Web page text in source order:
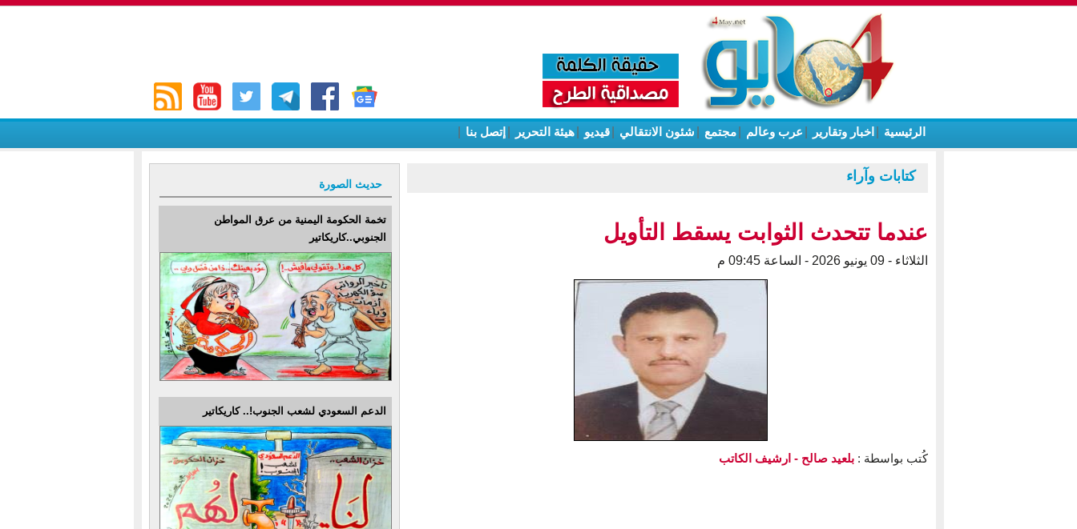
الرئيسية اخبار وتقارير عرب وعالم مجتمع شئون الانتقالي قيديو هيئة التحرير إتصل بنا
حديث الصورة
تخمة الحكومة اليمنية من عرق المواطن
الجنوبي..كاريكاتير
الدعم السعودي لشعب الجنوب!.. كاريكاتير
كتابات وآراء
عندما تتحدث الثوابت يسقط التأويل
الثلاثاء - 09 يونيو 2026 - الساعة 09:45 م
كُتب بواسطة :بلعيد صالح - ارشيف الكاتب